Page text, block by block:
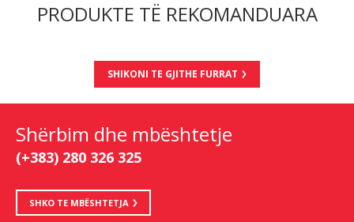
PRODUKTE TË REKOMANDUARA
SHIKONI TE GJITHE FURRAT
Shërbim dhe mbështetje
(+383) 280 326 325
SHKO TE MBËSHTETJA